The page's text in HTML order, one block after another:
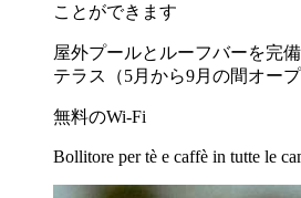
ことができます
屋外プールとルーフバーを完
テラス（5月から9月の間オープ
無料のWi-Fi
Bollitore per tè e caffè in tutte le